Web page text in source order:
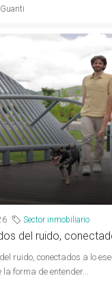
Sector inmobiliario
del ruido,
ruido, conectados a lo
la forma de entender...